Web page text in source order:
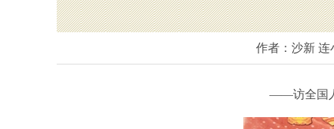
作者：沙新 连
——访全国